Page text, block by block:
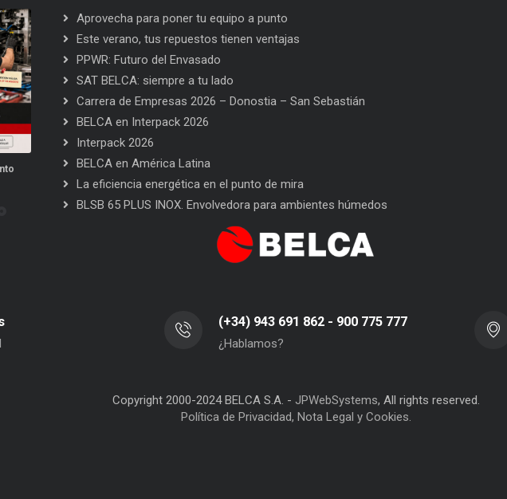
repuestos tienen ventajas PPWR: Futuro del Envasado
Aprovecha para poner tu equipo a punto
Este verano, tus repuestos tienen ventajas
PPWR: Futuro del Envasado
SAT BELCA: siempre a tu lado
Carrera de Empresas 2026 – Donostia – San Sebastián
BELCA en Interpack 2026
Interpack 2026
BELCA en América Latina
La eficiencia energética en el punto de mira
BLSB 65 PLUS INOX. Envolvedora para ambientes húmedos
(+34) 943 691 862 - 900 775 777
¿Hablamos?
Copyright 2000-2024 BELCA S.A. - JPWebSystems, All rights reserved.
Política de Privacidad, Nota Legal y Cookies.